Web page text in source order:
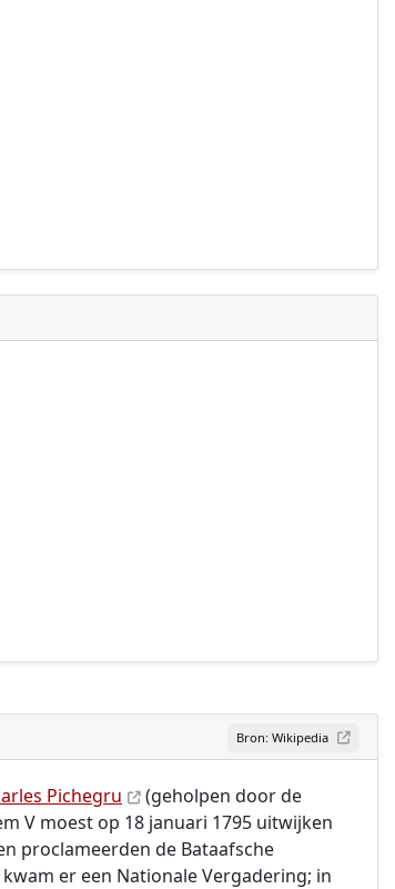
Bron: Wikipedia
Pichegru
(geholpen door de
V moest op 18 januari 1795 uitwijken
proclameerden de Bataafsche
er een Nationale Vergadering; in